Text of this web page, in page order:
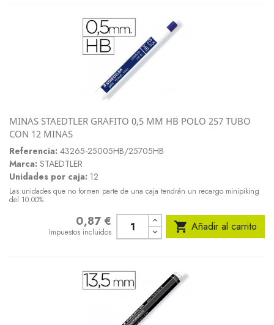
MINAS STAEDTLER GRAFITO 0,5 MM HB POLO 257 TUBO
CON 12 MINAS
Referencia: 43265-25005HB/25705HB
Marca: STAEDTLER
Unidades por caja: 12
Las unidades que no formen parte de una caja tendrán un recargo minipiking
del 10.00%
0,87 €
Impuestos incluidos  Añadir al carrito